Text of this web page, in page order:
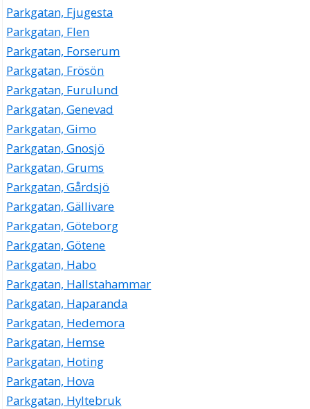
Parkgatan, Fjugesta
Parkgatan, Flen
Parkgatan, Forserum
Parkgatan, Frösön
Parkgatan, Furulund
Parkgatan, Genevad
Parkgatan, Gimo
Parkgatan, Gnosjö
Parkgatan, Grums
Parkgatan, Gårdsjö
Parkgatan, Gällivare
Parkgatan, Göteborg
Parkgatan, Götene
Parkgatan, Habo
Parkgatan, Hallstahammar
Parkgatan, Haparanda
Parkgatan, Hedemora
Parkgatan, Hemse
Parkgatan, Hoting
Parkgatan, Hova
Parkgatan, Hyltebruk